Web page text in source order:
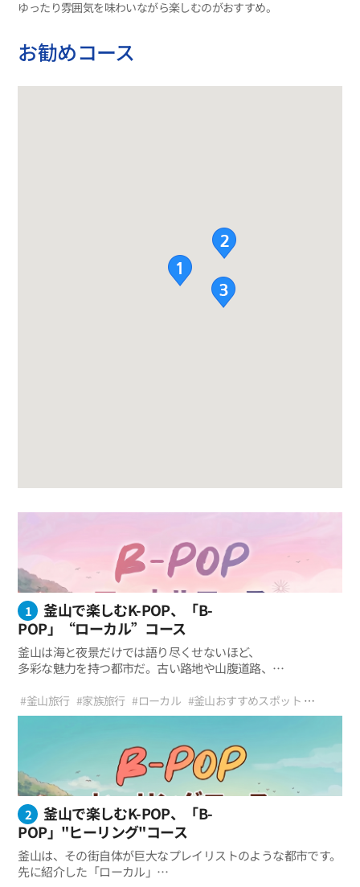
ゆったり雰囲気を味わいながら楽しむのがおすすめ。
お勧めコース
1
釜山で楽しむK-POP、「B-
POP」“ローカル”コース
釜山は海と夜景だけでは語り尽くせないほど、
多彩な魅力を持つ都市だ。古い路地や山腹道路、
そして芸術が息づく街並みまで、
都市全体がひとつの感性的なステージのように広がっている。
POPが世界中のファンにとってひとつの文化となったように
、釜山もまた独自の感性とリズムで旅行者を惹きつけている。
そして今、釜山はK-POPと出会い、
新たな感性の旅へと広がっている。 釜山(Busan)とK-
POPを融合させた旅行プロジェクト、それがB-POPだ。
お気に入りのプレイリストを流しながら街を歩き、
釜山の風景や感情をひとつのリズムのように体験する旅。
まるで一枚のアルバムを最初から最後まで鑑賞するように、
場所ごとに異なる雰囲気と感性が自然につながっていく。
万徳レゴ村 → 石仏寺
西釜山
多大浦海水浴場 → 甘川文化村 → 影島 白瀬村
POPミュージックビデオのような風景とフォトスポット ‧
海・芸術・夕日がつながる感性あふれる旅 ‧
釜山市民の日常にもっとも近い旅行ルート
#釜山旅行 #家族旅行 #ローカル #釜山おすすめスポット
#おすすめ旅行 #北釜山 #レゴ村 #石佛寺 #西釜山
2
釜山で楽しむK-POP、「B-
POP」"ヒーリング"コース
釜山は、その街自体が巨大なプレイリストのような都市です。
先に紹介した「ローカル」